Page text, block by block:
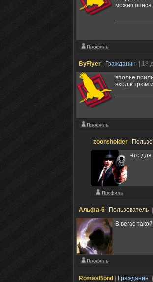
можно
ByFlyer Гражданин
| 18
вполне
вход в трюм
zoonsholder
ето
Альфа-6 Пользователь
В вегас
RomasBond Гражданин